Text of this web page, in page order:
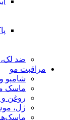
ضد
مراقبت مو
شامپو
ماسک
روغن
ژل،
ماسک‌ها